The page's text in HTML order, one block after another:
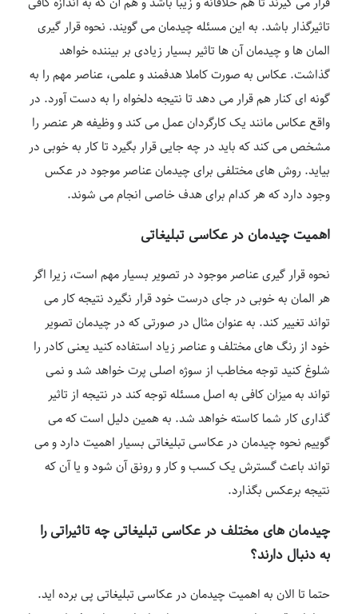
تاثیرگذار باشد. به این مسئله چیدمان می گویند. نحوه قرار گیری
المان ها و چیدمان آن ها تاثیر بسیار زیادی بر بیننده خواهد
گذاشت. عکاس به صورت کاملا هدفمند و علمی، عناصر مهم را به
گونه ای کنار هم قرار می دهد تا نتیجه دلخواه را به دست آورد. در
واقع عکاس مانند یک کارگردان عمل می کند و وظیفه هر عنصر را
مشخص می کند که باید در چه جایی قرار بگیرد تا کار به خوبی در
بیاید. روش های مختلفی برای چیدمان عناصر موجود در عکس
وجود دارد که هر کدام برای هدف خاصی انجام می شوند.
اهمیت چیدمان در عکاسی تبلیغاتی
نحوه قرار گیری عناصر موجود در تصویر بسیار مهم است، زیرا اگر
هر المان به خوبی در جای درست خود قرار نگیرد نتیجه کار می
تواند تغییر کند. به عنوان مثال در صورتی که در چیدمان تصویر
خود از رنگ های مختلف و عناصر زیاد استفاده کنید یعنی کادر را
شلوغ کنید توجه مخاطب از سوژه اصلی پرت خواهد شد و نمی
تواند به میزان کافی به اصل مسئله توجه کند در نتیجه از تاثیر
گذاری کار شما کاسته خواهد شد. به همین دلیل است که می
گوییم نحوه چیدمان در عکاسی تبلیغاتی بسیار اهمیت دارد و می
تواند باعث گسترش یک کسب و کار و رونق آن شود و یا آن که
نتیجه برعکس بگذارد.
چیدمان های مختلف در عکاسی تبلیغاتی چه تاثیراتی را
به دنبال دارند؟
حتما تا الان به اهمیت چیدمان در عکاسی تبلیغاتی پی برده اید.